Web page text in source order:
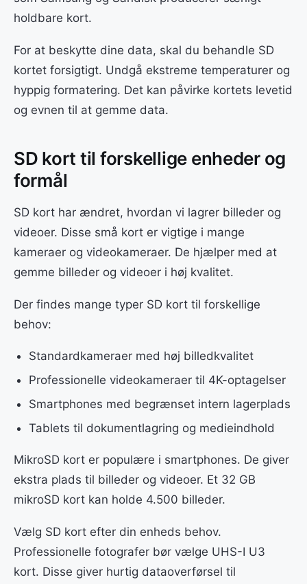
holdbare kort.
For at beskytte dine data, skal du behandle SD
kortet forsigtigt. Undgå ekstreme temperaturer og
hyppig formatering. Det kan påvirke kortets levetid
og evnen til at gemme data.
SD kort til forskellige enheder og
formål
SD kort har ændret, hvordan vi lagrer billeder og
videoer. Disse små kort er vigtige i mange
kameraer og videokameraer. De hjælper med at
gemme billeder og videoer i høj kvalitet.
Der findes mange typer SD kort til forskellige
behov:
Standardkameraer med høj billedkvalitet
Professionelle videokameraer til 4K-optagelser
Smartphones med begrænset intern lagerplads
Tablets til dokumentlagring og medieindhold
MikroSD kort er populære i smartphones. De giver
ekstra plads til billeder og videoer. Et 32 GB
mikroSD kort kan holde 4.500 billeder.
Vælg SD kort efter din enheds behov.
Professionelle fotografer bør vælge UHS-I U3
kort. Disse giver hurtig dataoverførsel til